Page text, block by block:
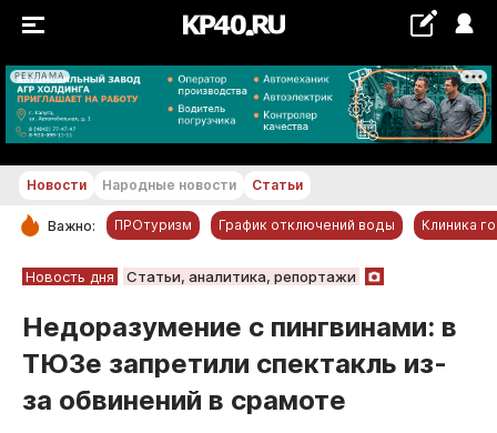
РЕКЛАМА
+26...+27 °С
РУБРИКИ
Новости компаний
Статьи
Народные новости
Новости Народные новости Статьи
Важно: ПРОтуризм График отключений воды Клиника
Новость дня Статьи, аналитика, репортажи
Недоразумение с пингвинами: в
ТЮЗе запретили спектакль из-
за обвинений в срамоте